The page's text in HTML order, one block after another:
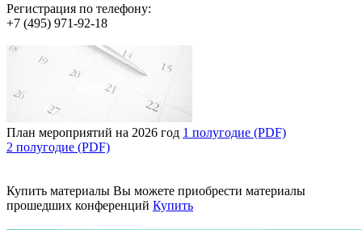
Регистрация по телефону:
+7 (495) 971-92-18
План мероприятий на 2026 год 1 полугодие (PDF)
2 полугодие (PDF)
Купить материалы Вы можете приобрести материалы
прошедших конференций Купить